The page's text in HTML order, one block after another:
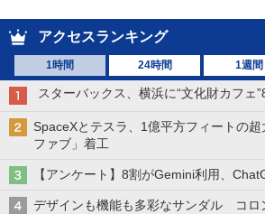
アクセスランキング
1時間 24時間 1週間
スターバックス、横浜に“文化財カフェ
SpaceXとテスラ、1億平方フィートの
ファブ」着工
【アンケート】8割がGemini利用、
デザインも機能も多彩なサンダル コロ